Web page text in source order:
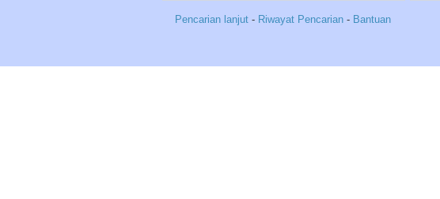
Pencarian lanjut - Riwayat Pencarian - Bantuan